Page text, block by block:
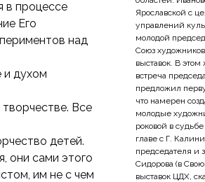
в процессе
Его
над
и духом
Все
детей.
они сами этого
им не с чем
Ярославской с
управлений
молодой
Союз
выставок. В
встреча
предложил
что намерен
молодые
роковой в
главе с Г.
председателя и
Сидорова (в
выставок ЦДХ,